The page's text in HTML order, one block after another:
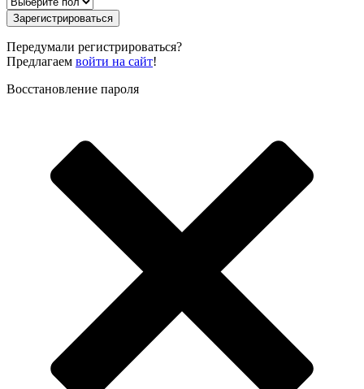
Зарегистрироваться
Передумали регистрироваться?
Предлагаем войти на сайт!
Восстановление пароля